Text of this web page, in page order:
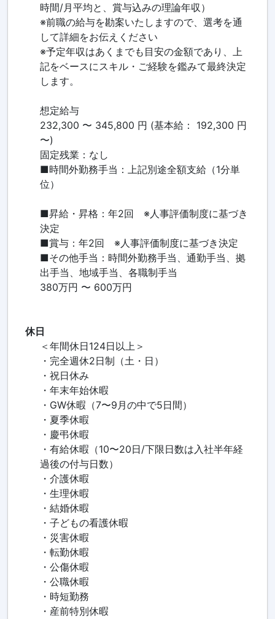
時間/月平均と、賞与込みの理論年収）
※前職の給与を勘案いたしますので、選考を通
して詳細をお伝えください
※予定年収はあくまでも目安の金額であり、上
記をベースにスキル・ご経験を鑑みて最終決定
します。
想定給与
232,300 〜 345,800 円 (基本給： 192,300 円
〜)
固定残業：なし
■時間外勤務手当：上記別途全額支給（1分単
位）
■昇給・昇格：年2回 ※人事評価制度に基づき
決定
■賞与：年2回 ※人事評価制度に基づき決定
■その他手当：時間外勤務手当、通勤手当、拠
出手当、地域手当、各職制手当
380万円 〜 600万円
休日
＜年間休日124日以上＞
・完全週休2日制（土・日）
・祝日休み
・年末年始休暇
・GW休暇（7〜9月の中で5日間）
・夏季休暇
・慶弔休暇
・有給休暇（10〜20日/下限日数は入社半年経
過後の付与日数）
・介護休暇
・生理休暇
・結婚休暇
・子どもの看護休暇
・災害休暇
・転勤休暇
・公傷休暇
・公職休暇
・時短勤務
・産前特別休暇